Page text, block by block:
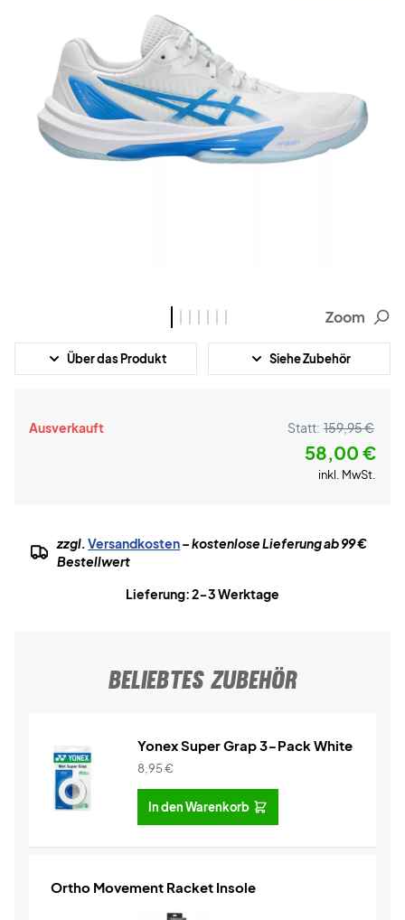
Zoom
Über das Produkt Siehe Zubehör
Ausverkauft Statt: 159,95 €
58,00 €
inkl. MwSt.
zzgl.Versandkosten– kostenlose Lieferung ab 99 €
Bestellwert
Lieferung: 2-3 Werktage
BELIEBTES ZUBEHÖR
Yonex Super Grap 3-Pack White
8,95€
In den Warenkorb
Ortho Movement Racket Insole